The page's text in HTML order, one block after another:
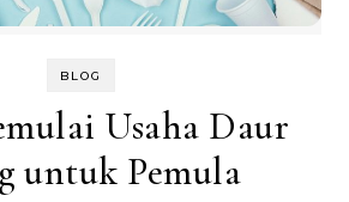
BLOG
Usaha Daur
untuk Pemula